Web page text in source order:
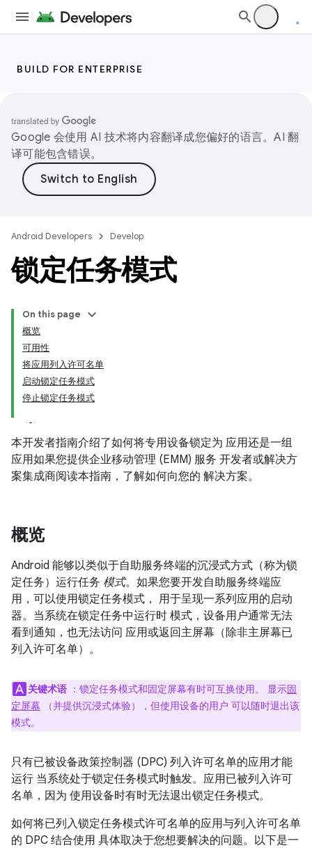
BUILD FOR ENTERPRISE
Google 会使用 AI 技术将内容翻译成您偏好的语言。AI 翻
译可能包含错误。
Android Developers Develop
锁定任务模式
On this page
概览
可用性
将应用列入许可名单
启动锁定任务模式
停止锁定任务模式
本开发者指南介绍了如何将专用设备锁定为 应用还是一组
应用如果您提供企业移动管理 (EMM) 服务 开发者或解决方
案集成商阅读本指南，了解如何向您的 解决方案。
概览
Android 能够以类似于自助服务终端的沉浸式方式（称为锁
定任务）运行任务 模式。如果您要开发自助服务终端应
用，可以使用锁定任务模式， 用于呈现一系列应用的启动
器。当系统在锁定任务中运行时 模式，设备用户通常无法
看到通知，也无法访问 应用或返回主屏幕（除非主屏幕已
列入许可名单）。
关键术语 ：锁定任务模式和固定屏幕有时可互换使用。 显示固
定屏幕 （并提供沉浸式体验），但使用设备的用户 可以随时退出该
模式。
只有已被设备政策控制器 (DPC) 列入许可名单的应用才能
运行 当系统处于锁定任务模式时触发。应用已被列入许可
名单，因为 使用设备时有时无法退出锁定任务模式。
如何将已列入锁定任务模式许可名单的应用与列入许可名单
的 DPC 结合使用 具体取决于您想要解决的问题。以下是一